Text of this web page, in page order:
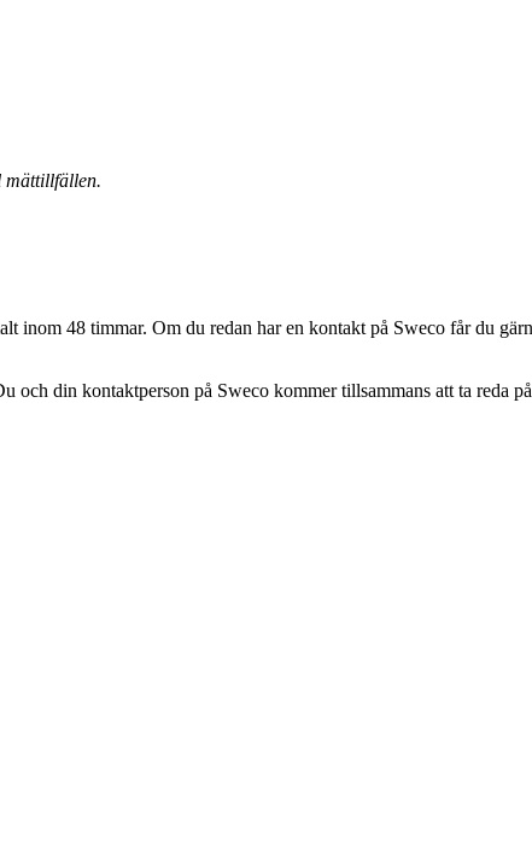
mättillfällen.
48 timmar. Om du redan har en kontakt på Sweco får du
och din kontaktperson på Sweco kommer tillsammans att ta reda